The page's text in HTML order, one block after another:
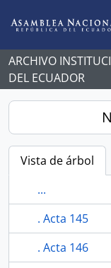
ARCHIVO
DEL ECUADOR
Vista de árbol
...
. Acta 145
. Acta 146